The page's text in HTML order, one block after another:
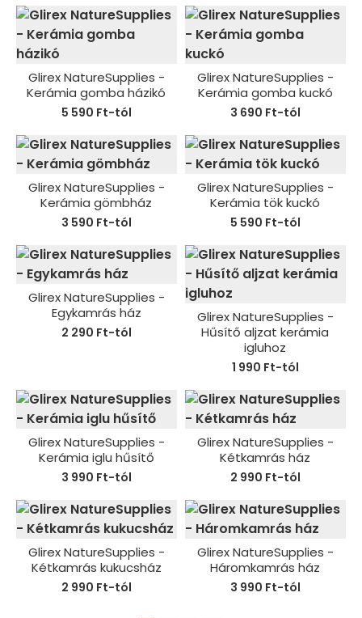
Glirex NatureSupplies -
Kerámia gomba házikó
5 590 Ft-tól
Glirex NatureSupplies -
Kerámia gomba kuckó
3 690 Ft-tól
Glirex NatureSupplies -
Kerámia gömbház
3 590 Ft-tól
Glirex NatureSupplies -
Kerámia tök kuckó
5 590 Ft-tól
Glirex NatureSupplies -
Egykamrás ház
2 290 Ft-tól
Glirex NatureSupplies -
Hűsítő aljzat kerámia
igluhoz
1 990 Ft-tól
Glirex NatureSupplies -
Kerámia iglu hűsítő
3 990 Ft-tól
Glirex NatureSupplies -
Kétkamrás ház
2 990 Ft-tól
Glirex NatureSupplies -
Kétkamrás kukucsház
2 990 Ft-tól
Glirex NatureSupplies -
Háromkamrás ház
3 990 Ft-tól